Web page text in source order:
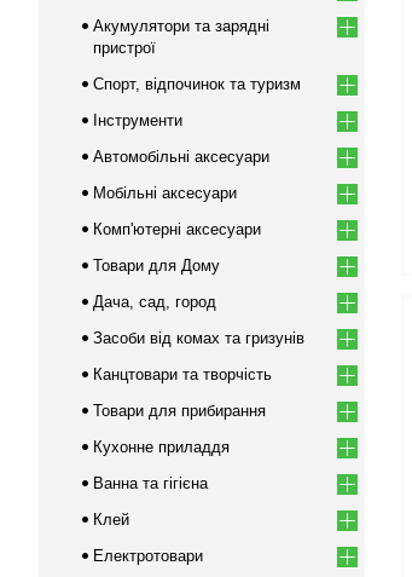
Акумулятори та зарядні
пристрої
Спорт, відпочинок та туризм
Інструменти
Автомобільні аксесуари
Мобільні аксесуари
Комп'ютерні аксесуари
Товари для Дому
Дача, сад, город
Засоби від комах та гризунів
Канцтовари та творчість
Товари для прибирання
Кухонне приладдя
Ванна та гігієна
Клей
Електротовари